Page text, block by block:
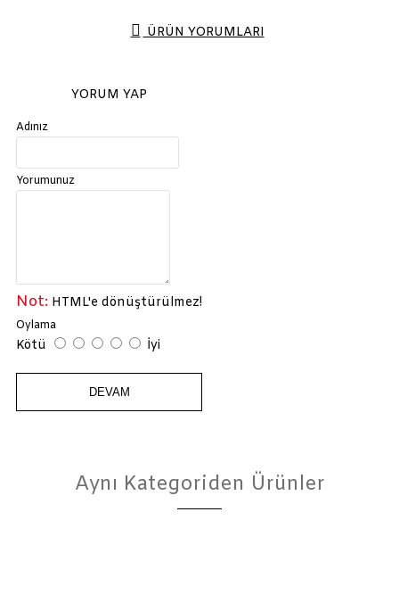
ÜRÜN YORUMLARI
YORUM YAP
Adınız
Yorumunuz
Not: HTML'e dönüştürülmez!
Oylama
Kötü İyi
DEVAM
Aynı Kategoriden Ürünler